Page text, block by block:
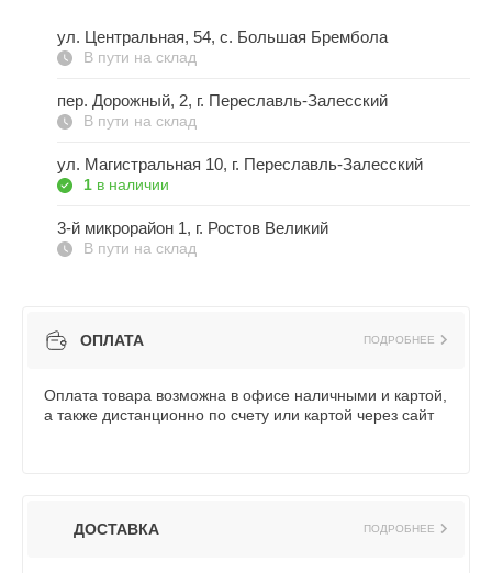
ул. Центральная, 54, c. Большая Брембола
В пути на склад
пер. Дорожный, 2, г. Переславль-Залесский
В пути на склад
ул. Магистральная 10, г. Переславль-Залесский
1 в наличии
3-й микрорайон 1, г. Ростов Великий
В пути на склад
ОПЛАТА ПОДРОБНЕЕ
Оплата товара возможна в офисе наличными и картой,
а также дистанционно по счету или картой через сайт
ДОСТАВКА ПОДРОБНЕЕ